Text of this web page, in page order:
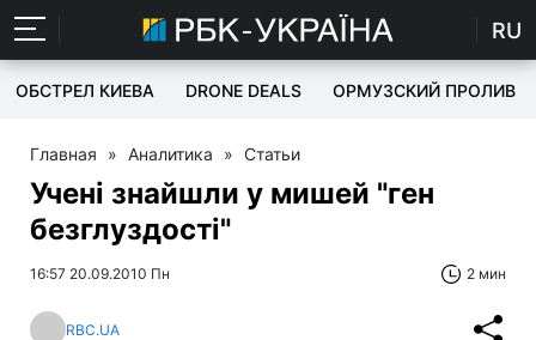
RU
ОБСТРЕЛ КИЕВА DRONE DEALS ОРМУЗСКИЙ ПРОЛИВ
Главная » Аналитика » Статьи
Учені знайшли у мишей "ген
безглуздості"
16:57 20.09.2010 Пн 2 мин
RBC.UA